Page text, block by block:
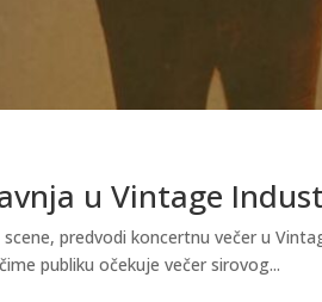
u Vintage
predvodi koncertnu večer u
publiku očekuje večer sirovog...